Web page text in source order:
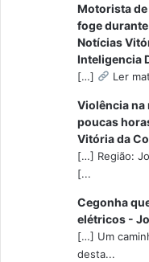
Motorista
foge durante
Notícias
Inteligencia
[…] Ler
Violência na
poucas
Vitória da
[…] Região:
[...
Cegonha
elétricos -
[…] Um
desta...